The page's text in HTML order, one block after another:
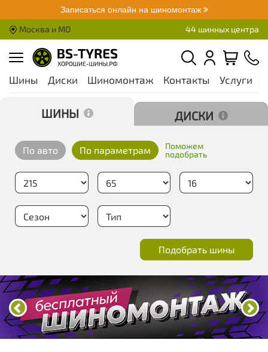
Записаться онлайн на шиномонтаж
Москва и МО 44 шинных центра
Шины Диски Шиномонтаж Контакты Услуги
Шины Диски
По авто По параметрам
Поможем
подобрать
Подобрать шины